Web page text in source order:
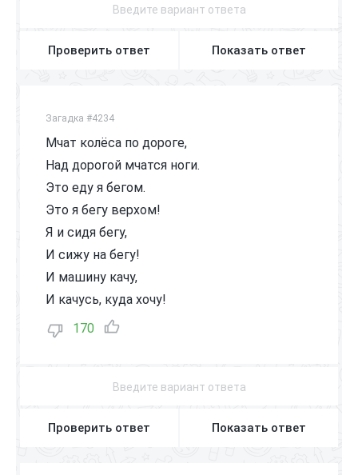
Проверить ответ Показать ответ
Загадка #4234
Мчат колёса по дороге,
Над дорогой мчатся ноги.
Это еду я бегом.
Это я бегу верхом!
Я и сидя бегу,
И сижу на бегу!
И машину качу,
И качусь, куда хочу!
170
Проверить ответ Показать ответ